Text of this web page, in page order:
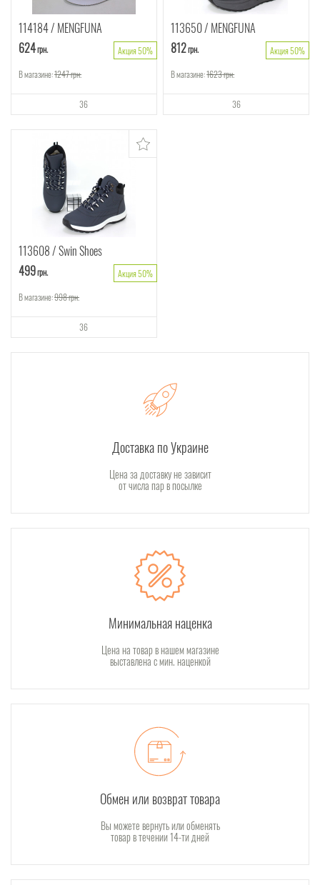
114184 MENGFUNA
624грн.
Акция 50%
В магазине:1247грн.
36
113650 MENGFUNA
812грн.
Акция 50%
В магазине:1623грн.
36
113608 Swin Shoes
499грн.
Акция 50%
В магазине:998грн.
36
Доставка по Украине
Цена за доставку не зависит
от числа пар в посылке
Минимальная наценка
Цена на товар в нашем магазине
выставлена с мин. наценкой
Обмен или возврат товара
Вы можете вернуть или обменять
товар в течении 14-ти дней